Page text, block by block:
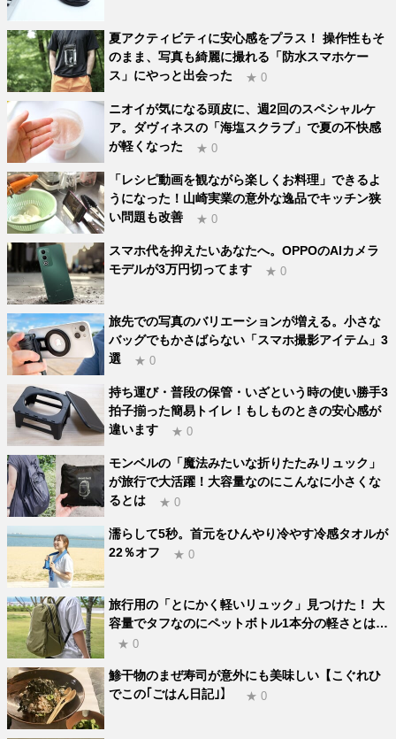
夏アクティビティに安心感をプラス！ 操作性もそ
のまま、写真も綺麗に撮れる「防水スマホケー
ス」にやっと出会った
★ 0
ニオイが気になる頭皮に、週2回のスペシャルケ
ア。ダヴィネスの「海塩スクラブ」で夏の不快感
が軽くなった
★ 0
「レシピ動画を観ながら楽しくお料理」できるよ
うになった！山崎実業の意外な逸品でキッチン狭
い問題も改善
★ 0
スマホ代を抑えたいあなたへ。OPPOのAIカメラ
モデルが3万円切ってます
★ 0
旅先での写真のバリエーションが増える。小さな
バッグでもかさばらない「スマホ撮影アイテム」3
選
★ 0
持ち運び・普段の保管・いざという時の使い勝手3
拍子揃った簡易トイレ！もしものときの安心感が
違います
★ 0
モンベルの「魔法みたいな折りたたみリュック」
が旅行で大活躍！大容量なのにこんなに小さくな
るとは
★ 0
濡らして5秒。首元をひんやり冷やす冷感タオルが
22％オフ
★ 0
旅行用の「とにかく軽いリュック」見つけた！ 大
容量でタフなのにペットボトル1本分の軽さとは…
★ 0
鯵干物のまぜ寿司が意外にも美味しい【こぐれひ
でこの｢ごはん日記｣】
★ 0